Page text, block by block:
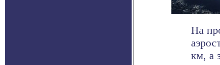
На
км, а